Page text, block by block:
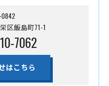
区飯島町71-1
7062
はこちら